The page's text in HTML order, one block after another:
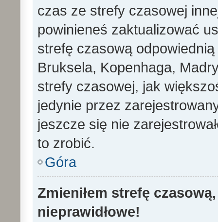
czas ze strefy czasowej
powinieneś zaktualizować
strefę czasową
Bruksela, Kopenhaga,
strefy czasowej, jak
jedynie przez
jeszcze się nie
to zrobić.
Góra
Zmieniłem strefę
nieprawidłowe!